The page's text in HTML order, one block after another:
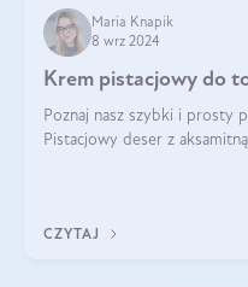
Maria Knapik
8 wrz 2024
Krem pistacjowy do
Poznaj nasz szybki i prosty
Pistacjowy deser z
CZYTAJ